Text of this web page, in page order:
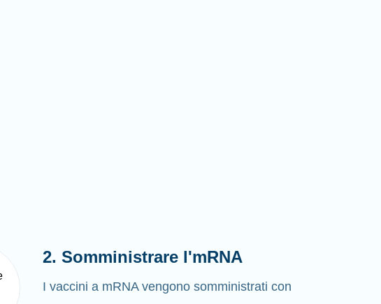
2. Somministrare l'mRNA
I vaccini a mRNA vengono somministrati con